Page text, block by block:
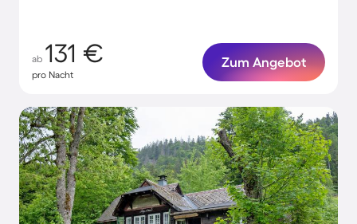
ab 131 €
pro Nacht
Zum Angebot